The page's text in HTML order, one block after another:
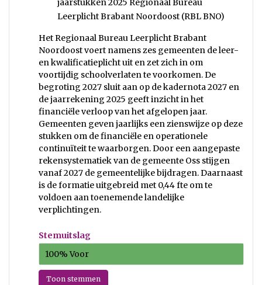
jaarstukken 2025 Regionaal Bureau
Leerplicht Brabant Noordoost (RBL BNO)
Het Regionaal Bureau Leerplicht Brabant
Noordoost voert namens zes gemeenten de leer-
en kwalificatieplicht uit en zet zich in om
voortijdig schoolverlaten te voorkomen. De
begroting 2027 sluit aan op de kadernota 2027 en
de jaarrekening 2025 geeft inzicht in het
financiële verloop van het afgelopen jaar.
Gemeenten geven jaarlijks een zienswijze op deze
stukken om de financiële en operationele
continuïteit te waarborgen. Door een aangepaste
rekensystematiek van de gemeente Oss stijgen
vanaf 2027 de gemeentelijke bijdragen. Daarnaast
is de formatie uitgebreid met 0,44 fte om te
voldoen aan toenemende landelijke
verplichtingen.
Stemuitslag
100% Voor
Toon stemmen